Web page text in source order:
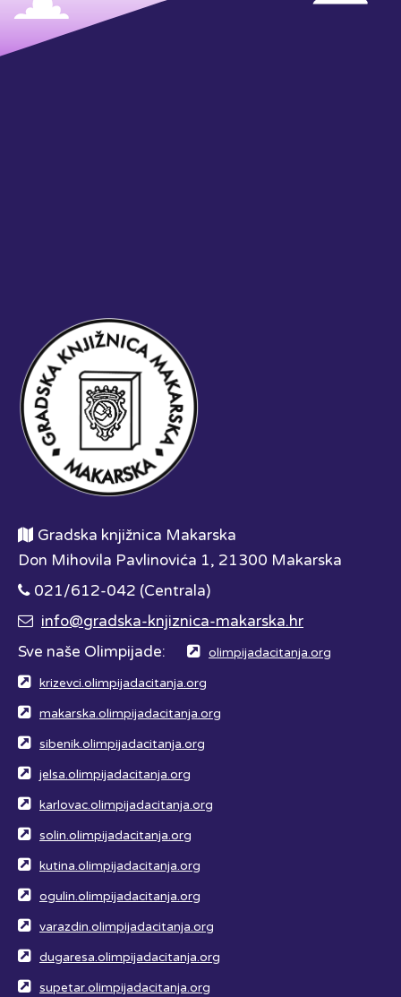
Gradska knjižnica Makarska
Don Mihovila Pavlinovića 1, 21300 Makarska
021/612-042 (Centrala)
info@gradska-knjiznica-makarska.hr
Sve naše Olimpijade:
olimpijadacitanja.org
krizevci.olimpijadacitanja.org
makarska.olimpijadacitanja.org
sibenik.olimpijadacitanja.org
jelsa.olimpijadacitanja.org
karlovac.olimpijadacitanja.org
solin.olimpijadacitanja.org
kutina.olimpijadacitanja.org
ogulin.olimpijadacitanja.org
varazdin.olimpijadacitanja.org
dugaresa.olimpijadacitanja.org
supetar.olimpijadacitanja.org